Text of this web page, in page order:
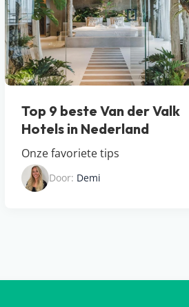
Top 9 beste Van der Valk
Hotel​s in Nederland
Onze favoriete tips
Door: Demi